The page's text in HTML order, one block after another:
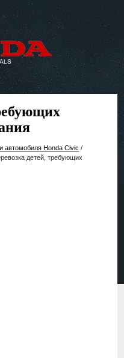
автомобиля Honda Civic /
детей, требующих